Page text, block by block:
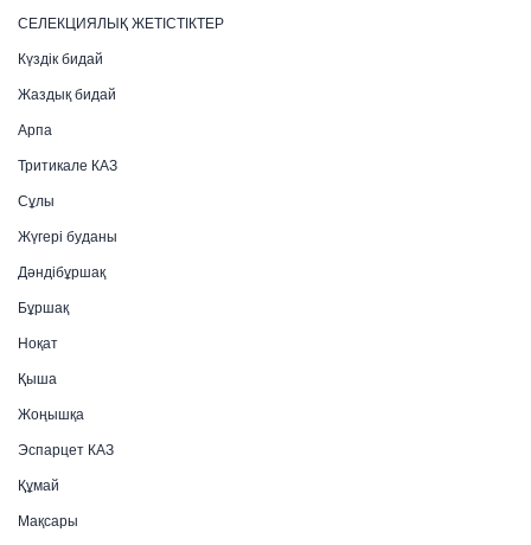
СЕЛЕКЦИЯЛЫҚ ЖЕТІСТІКТЕР
Күздік бидай
Жаздық бидай
Арпа
Тритикале КАЗ
Сұлы
Жүгері буданы
Дәндібұршақ
Бұршақ
Ноқат
Қыша
Жоңышқа
Эспарцет КАЗ
Құмай
Мақсары